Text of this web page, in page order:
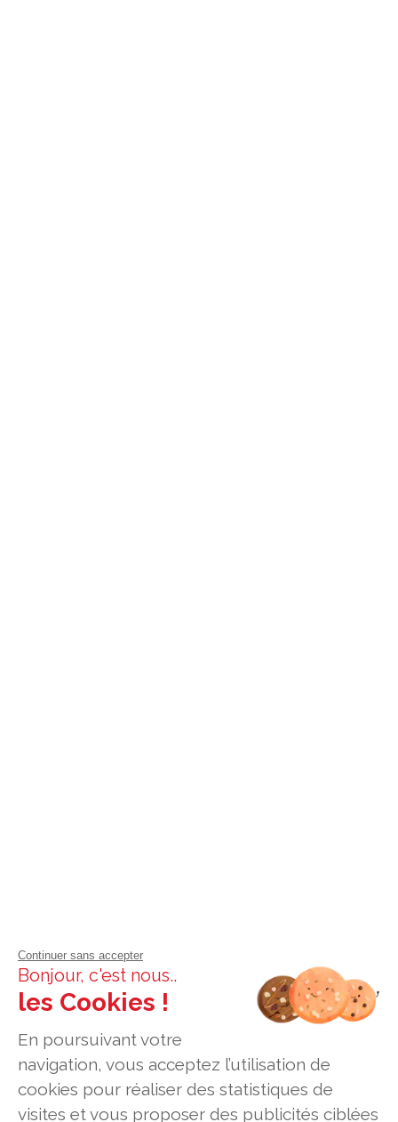
Continuer sans accepter
Bonjour, c'est nous..
les Cookies !
En poursuivant votre
navigation, vous acceptez l’utilisation de
cookies pour réaliser des statistiques de
visites et vous proposer des publicités ciblées